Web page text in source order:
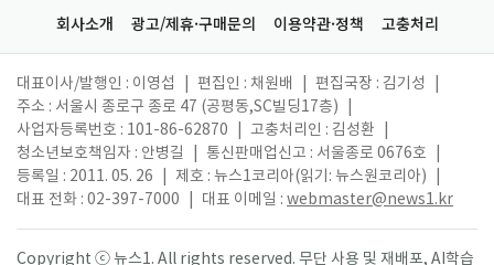
회사소개 광고/제휴·구매문의 이용약관·정책 고충처리
대표이사/발행인 : 이영섭 편집인 : 채원배 편집국장 : 김기성
주소 : 서울시 종로구 종로 47 (공평동,SC빌딩17층)
사업자등록번호 : 101-86-62870
고충처리인 : 김성환
청소년보호책임자 : 안병길
통신판매업신고 : 서울종로 0676호
등록일 : 2011. 05. 26
제호 : 뉴스1코리아(읽기: 뉴스원코리아)
대표 전화 : 02-397-7000
대표 이메일 : webmaster@news1.kr
Copyright ⓒ 뉴스1. All rights reserved. 무단 사용 및 재배포, AI학습